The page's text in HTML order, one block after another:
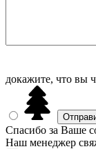
докажите, что вы
Спасибо за Ваше
Наш менеджер